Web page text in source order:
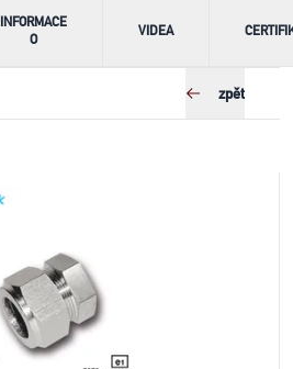
INFORMACE
O
VIDEA
zpět